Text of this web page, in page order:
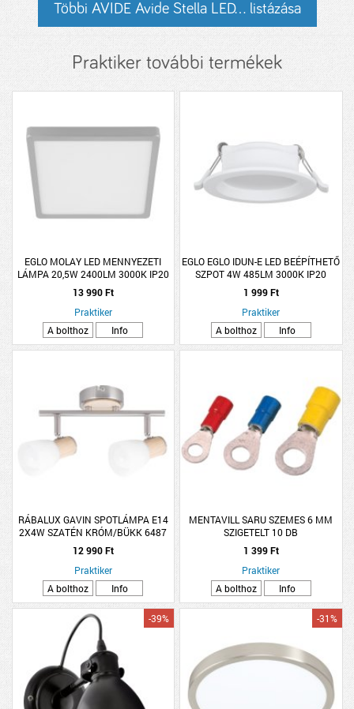
Többi AVIDE Avide Stella LED... listázása
Praktiker további termékek
EGLO MOLAY LED MENNYEZETI
LÁMPA 20,5W 2400LM 3000K IP20
28,5X28,5CM EZÜST
13 990 Ft
Praktiker
A bolthoz
Info
EGLO EGLO IDUN-E LED BEÉPÍTHETŐ
SZPOT 4W 485LM 3000K IP20
8,6CM FEHÉR
1 999 Ft
Praktiker
A bolthoz
Info
RÁBALUX GAVIN SPOTLÁMPA E14
2X4W SZATÉN KRÓM/BÜKK 6487
12 990 Ft
Praktiker
A bolthoz
Info
MENTAVILL SARU SZEMES 6 MM
SZIGETELT 10 DB
1 399 Ft
Praktiker
A bolthoz
Info
-39% -31%